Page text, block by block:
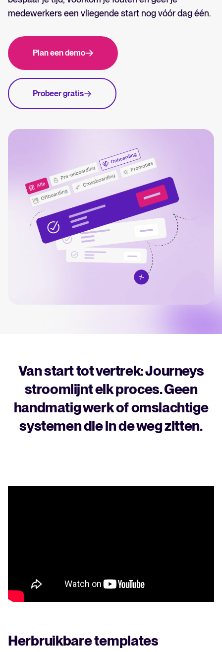
Recruitmentbureaubeheer
Kandidaten & pipeline
Kandidaten beoordelen
Samenwerken in hiring
Aanbiedingen & e-handtekeningen
Pre-onboarding & onboarding
HRIS integratie
Zoek door integraties
Partner met Tellent
Alle functies
FEATURED
How-to-gidsen en productondersteuning voor Tellent Recruitee.
Onze blog
Recruitment- en HR-inzichten, trends en best practices.
Benchmark rapport 2026
Hoe andere organisaties in de Benelux betere People Decisions
maken, van werven tot promoties.
ROI calculator
Bereken besparingen en bouw je Tellent Recruitee businesscase.
Download nu
FR
medewerkers een vliegende start nog vóór dag één.
Plan een demo
Probeer gratis
Van start tot vertrek: Journeys
stroomlijnt elk proces. Geen
handmatig werk of omslachtige
systemen die in de weg zitten.
Herbruikbare templates